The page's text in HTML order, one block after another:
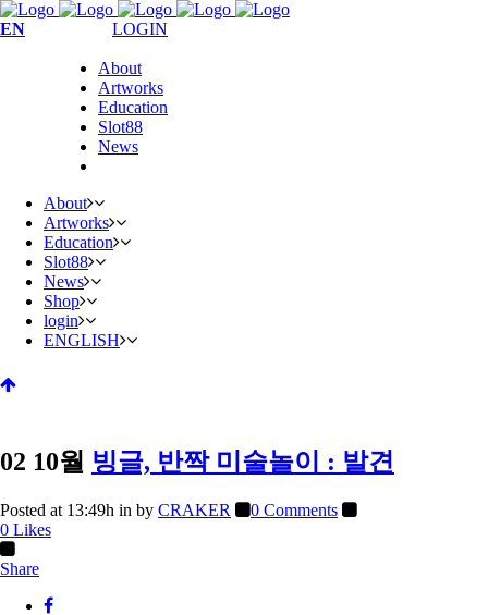
EN LOGIN
About
Artworks
Education
Slot88
News
About
Artworks
Education
Slot88
News
Shop
login
ENGLISH
02 10월 빙글, 반짝 미술놀이 : 발견
Posted at 13:49h in by CRAKER
0 Comments
0 Likes
Share